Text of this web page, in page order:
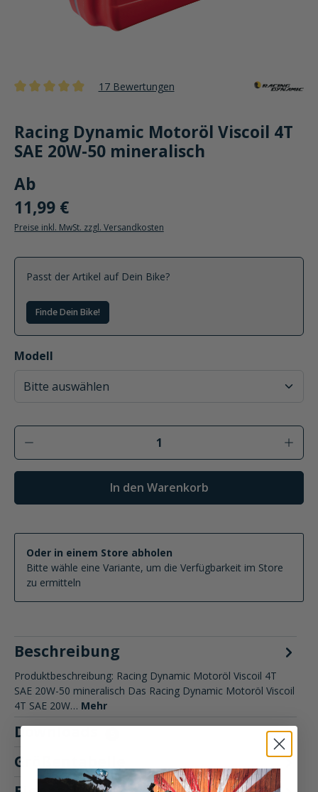
Racing Dynamic Motoröl Viscoil 4T
Ab
11,99 €
Finde Dein Bike!
Produkt Anzahl: Gib den gewünschten
In den Warenkorb
Oder in einem Store abholen
Bitte wähle eine Variante, um die Verfügbarkeit im Store
Beschreibung
Produktbeschreibung: Racing Dynamic Motoröl Viscoil 4T
SAE 20W-50 mineralisch Das Racing Dynamic Motoröl Viscoil
Größentabelle